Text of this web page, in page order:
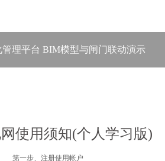
理平台 BIM模型与闸门联动演示
使用须知(个人学习版)
第一步、注册使用帐户